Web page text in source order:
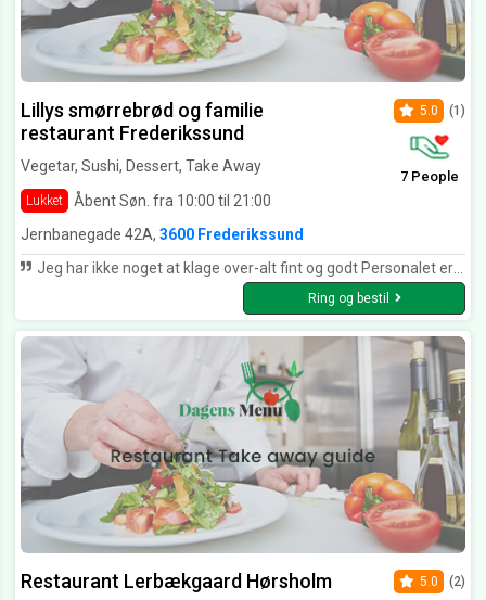
Lillys smørrebrød og familie
restaurant Frederikssund
Vegetar, Sushi, Dessert, Take Away
Lukket Åbent Søn. fra 10:00 til 21:00
5.0 (1)
7 People
Jernbanegade 42A, 3600 Frederikssund
Jeg har ikke noget at klage over-alt fint og godt Personalet er også fin
Ring og bestil
Restaurant Lerbækgaard Hørsholm 5.0 (2)